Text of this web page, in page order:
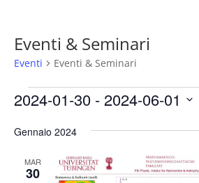
Eventi & Seminari
Eventi Eventi & Seminari
Eventi
2024-01-30 - 2024-06-01
la
Gennaio 2024
MAR
30